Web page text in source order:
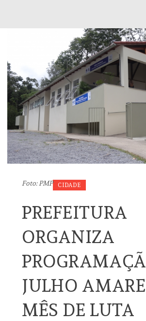
Foto: PMP CIDADE
PREFEITURA
ORGANIZA
JULHO
MÊS DE LUTA